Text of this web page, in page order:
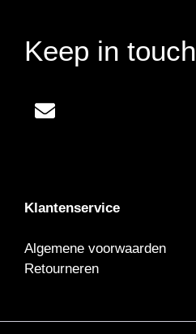
Keep in touch
Klantenservice
Algemene voorwaarden
Retourneren